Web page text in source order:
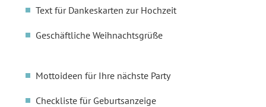
Text für Dankeskarten zur Hochzeit
Geschäftliche Weihnachtsgrüße
Mottoideen für Ihre nächste Party
Checkliste für Geburtsanzeige